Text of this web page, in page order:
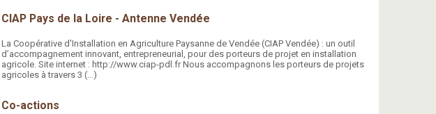
CIAP Pays de la Loire - Antenne Vendée
La Coopérative d'Installation en Agriculture Paysanne de Vendée (CIAP Vendée) : un outil
d’accompagnement innovant, entrepreneurial, pour des porteurs de projet en installation
agricole. Site internet : http://www.ciap-pdl.fr Nous accompagnons les porteurs de projets
agricoles à travers 3 (…)
Co-actions